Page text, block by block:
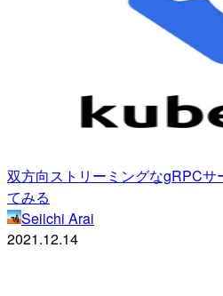
双方向ストリーミングなgRPCサ
てみる
Seiichi Arai
2021.12.14